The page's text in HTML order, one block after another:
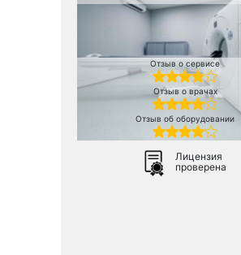
Отзыв о сервисе
Отзыв о врачах
Отзыв об оборудовании
Лицензия
проверена